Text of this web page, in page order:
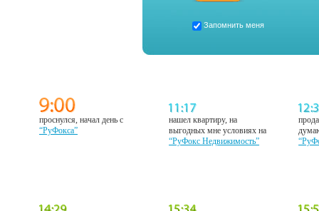
Запомнить меня
проснулся, начал день с
“РуФокса”
нашел квартиру, на
выгодных мне условиях на
“РуФокс Недвижимость”